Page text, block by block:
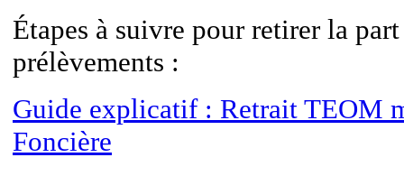
Étapes à suivre pour retirer la
prélèvements :
Guide explicatif : Retrait TEOM
Foncière